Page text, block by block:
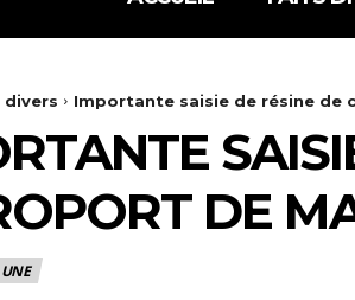
divers Importante saisie de résine de
DE
UNE